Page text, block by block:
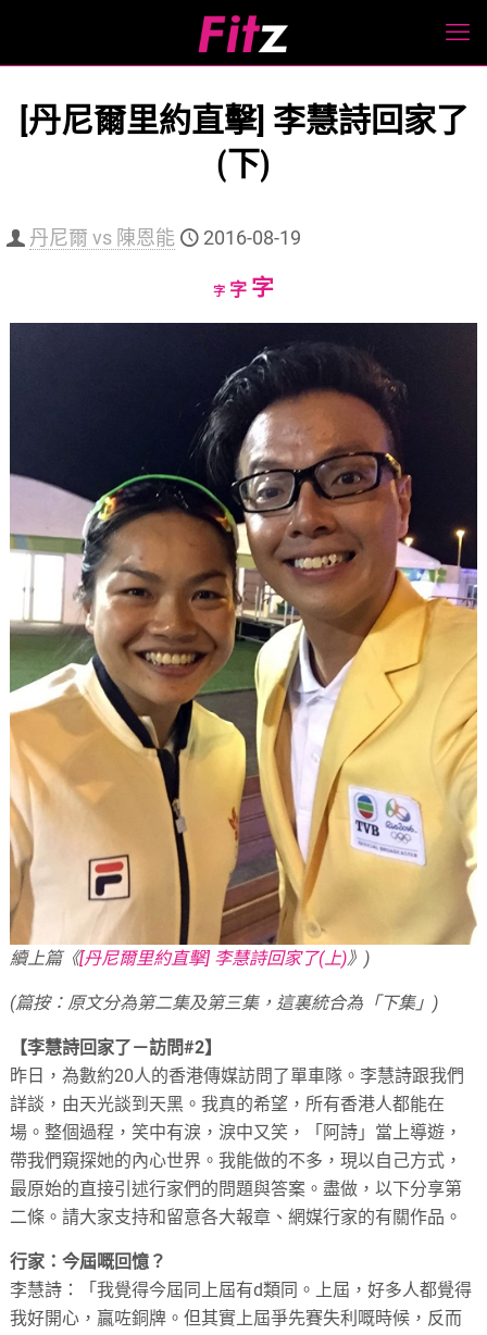
[丹尼爾里約直擊] 李慧詩回家了
(下)
丹尼爾 vs 陳恩能 2016-08-19
字Decrease
字Reset
size.
字Increase
size.
續上篇《[丹尼爾里約直擊] 李慧詩回家了(上)》)
(篇按：原文分為第二集及第三集，這裏統合為「下集」)
【李慧詩回家了－訪問#2】
昨日，為數約20人的香港傳媒訪問了單車隊。李慧詩跟我們
詳談，由天光談到天黑。我真的希望，所有香港人都能在
場。整個過程，笑中有淚，淚中又笑，「阿詩」當上導遊，
帶我們窺探她的內心世界。我能做的不多，現以自己方式，
最原始的直接引述行家們的問題與答案。盡做，以下分享第
二條。請大家支持和留意各大報章、網媒行家的有關作品。
行家：今屆嘅回憶？
李慧詩：「我覺得今屆同上屆有d類同。上屆，好多人都覺得
我好開心，贏咗銅牌。但其實上屆爭先賽失利嘅時候，反而